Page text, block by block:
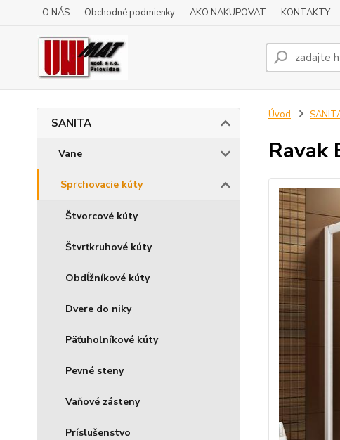
O NÁS Obchodné podmienky AKO NAKUPOVAT KONTAKTY
SANITA
Vane
Sprchovacie kúty
Štvorcové kúty
Štvrťkruhové kúty
Obdĺžníkové kúty
Dvere do niky
Päťuholníkové kúty
Pevné steny
Vaňové zásteny
Príslušenstvo
Úvod
Ravak